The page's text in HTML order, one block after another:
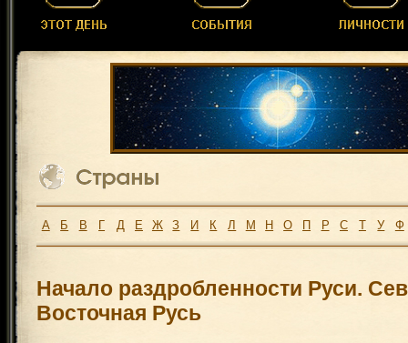
А Б В Г Д Е Ж З И К Л М Н О П Р С Т У Ф
Начало раздробленности Руси.
Восточная Русь